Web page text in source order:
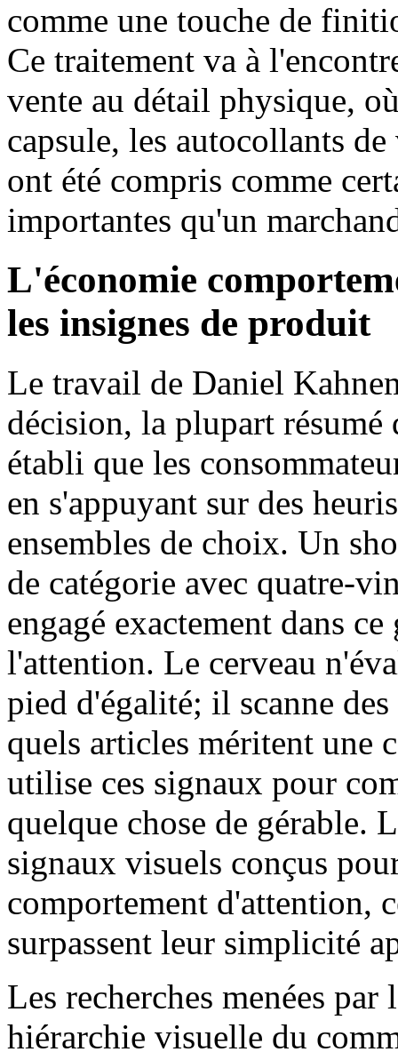
comme une touche de
Ce traitement va à
vente au détail physique,
capsule, les autocollants
ont été compris comme
importantes qu'un
L'économie
les insignes de produit
Le travail de Daniel
décision, la plupart
établi que les
en s'appuyant sur des
ensembles de choix. Un
de catégorie avec quatre-
engagé exactement dans
l'attention. Le cerveau
pied d'égalité; il scanne
quels articles méritent une
utilise ces signaux pour
quelque chose de gérable.
signaux visuels conçus
comportement d'attention,
surpassent leur simplicité
Les recherches menées
hiérarchie visuelle du